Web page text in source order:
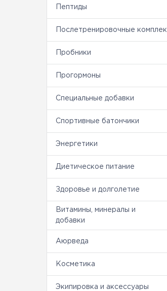
Пептиды
Послетренировочные
Пробники
Прогормоны
Специальные добавки
Спортивные батончики
Энергетики
Диетическое питание
Здоровье и долголетие
Витамины, минералы и
добавки
Аюрведа
Косметика
Экипировка и аксессуары